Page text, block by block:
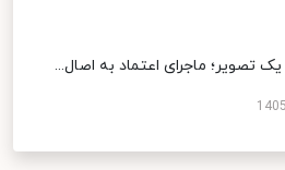
یک تصویر؛ ماجرای اعتماد به اصال...